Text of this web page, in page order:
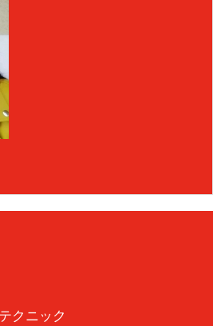
クニック